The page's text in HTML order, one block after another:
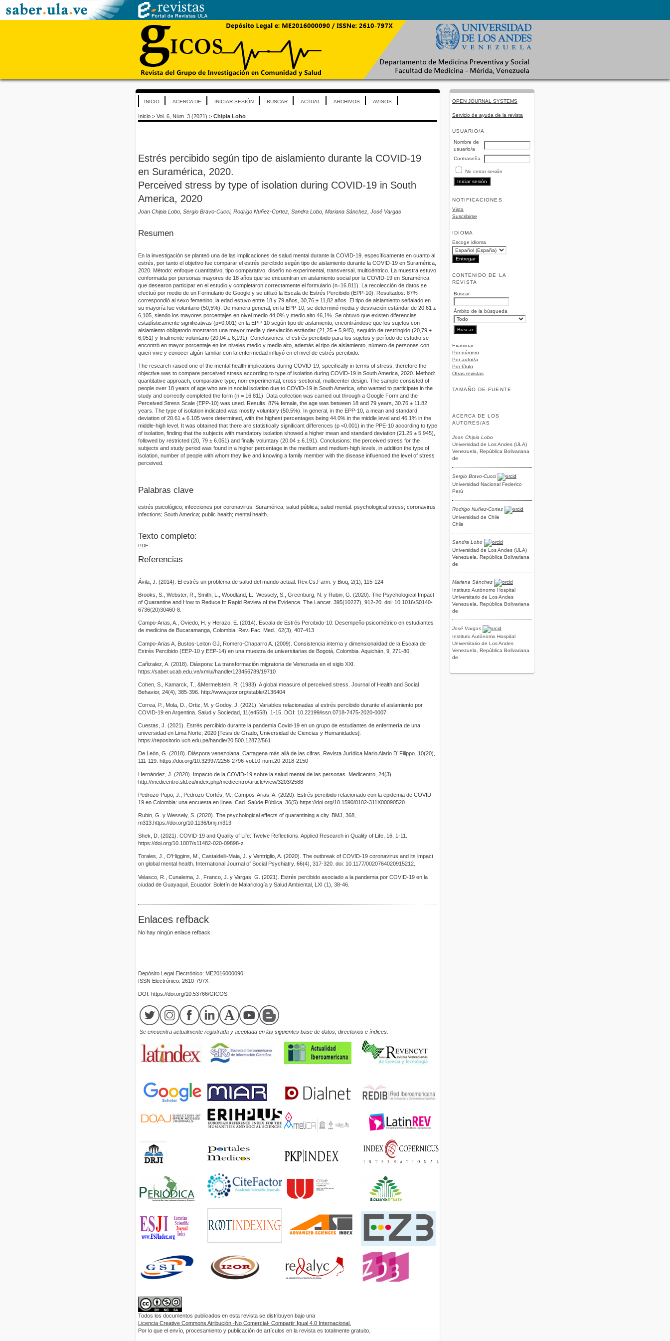
OPEN JOURNAL SYSTEMS
Servicio de ayuda de la revista
USUARIO/A
Nombre de
usuario/a
Contraseña
No cerrar sesión
NOTIFICACIONES
Vista
Suscribirse
IDIOMA
Escoge idioma
CONTENIDO DE LA
REVISTA
Buscar
Ámbito de la búsqueda
Examinar
Por número
Por autor/a
Por título
Otras revistas
TAMAÑO DE FUENTE
ACERCA DE LOS
AUTORES/AS
Joan Chipia Lobo
Universidad de Los Andes (ULA)
Venezuela, República Bolivariana
de
Sergio Bravo-Cucci
Universidad Nacional Federico
Perú
Rodrigo Nuñez-Cortez
Universidad de Chile
Chile
Sandra Lobo
Universidad de Los Andes (ULA)
Venezuela, República Bolivariana
de
Mariana Sánchez
Instituto Autónomo Hospital
Universitario de Los Andes
Venezuela, República Bolivariana
de
José Vargas
Instituto Autónomo Hospital
Universitario de Los Andes
Venezuela, República Bolivariana
de
INICIO ACERCA DE INICIAR SESIÓN BUSCAR ACTUAL ARCHIVOS AVISOS
Inicio > Vol. 6, Núm. 3 (2021) > Chipia Lobo
Estrés percibido según tipo de aislamiento durante la COVID-19
en Suramérica, 2020.
Perceived stress by type of isolation during COVID-19 in South
America, 2020
Joan Chipia Lobo, Sergio Bravo-Cucci, Rodrigo Nuñez-Cortez, Sandra Lobo, Mariana Sánchez, José Vargas
Resumen
En la investigación se planteó una de las implicaciones de salud mental durante la COVID-19, específicamente en cuanto al
estrés, por tanto el objetivo fue comparar el estrés percibido según tipo de aislamiento durante la COVID-19 en Suramérica,
2020. Método: enfoque cuantitativo, tipo comparativo, diseño no experimental, transversal, multicéntrico. La muestra estuvo
conformada por personas mayores de 18 años que se encuentran en aislamiento social por la COVID-19 en Suramérica,
que desearon participar en el estudio y completaron correctamente el formulario (n=16.811). La recolección de datos se
efectuó por medio de un Formulario de Google y se utilizó la Escala de Estrés Percibido (EPP-10). Resultados: 87%
correspondió al sexo femenino, la edad estuvo entre 18 y 79 años, 30,76 ± 11,82 años. El tipo de aislamiento señalado en
su mayoría fue voluntario (50,5%). De manera general, en la EPP-10, se determinó media y desviación estándar de 20,61 ±
6,105, siendo los mayores porcentajes en nivel medio 44,0% y medio alto 46,1%. Se obtuvo que existen diferencias
estadísticamente significativas (p<0,001) en la EPP-10 según tipo de aislamiento, encontrándose que los sujetos con
aislamiento obligatorio mostraron una mayor media y desviación estándar (21,25 ± 5,945), seguido de restringido (20,79 ±
6,051) y finalmente voluntario (20,04 ± 6,191). Conclusiones: el estrés percibido para los sujetos y período de estudio se
encontró en mayor porcentaje en los niveles medio y medio alto, además el tipo de aislamiento, número de personas con
quien vive y conocer algún familiar con la enfermedad influyó en el nivel de estrés percibido.
The research raised one of the mental health implications during COVID-19, specifically in terms of stress, therefore the
objective was to compare perceived stress according to type of isolation during COVID-19 in South America, 2020. Method:
quantitative approach, comparative type, non-experimental, cross-sectional, multicenter design. The sample consisted of
people over 18 years of age who are in social isolation due to COVID-19 in South America, who wanted to participate in the
study and correctly completed the form (n = 16,811). Data collection was carried out through a Google Form and the
Perceived Stress Scale (EPP-10) was used. Results: 87% female, the age was between 18 and 79 years, 30.76 ± 11.82
years. The type of isolation indicated was mostly voluntary (50.5%). In general, in the EPP-10, a mean and standard
deviation of 20.61 ± 6.105 were determined, with the highest percentages being 44.0% in the middle level and 46.1% in the
middle-high level. It was obtained that there are statistically significant differences (p <0.001) in the PPE-10 according to type
of isolation, finding that the subjects with mandatory isolation showed a higher mean and standard deviation (21.25 ± 5.945),
followed by restricted (20, 79 ± 6.051) and finally voluntary (20.04 ± 6.191). Conclusions: the perceived stress for the
subjects and study period was found in a higher percentage in the medium and medium-high levels, in addition the type of
isolation, number of people with whom they live and knowing a family member with the disease influenced the level of stress
perceived.
Palabras clave
estrés psicológico; infecciones por coronavirus; Suramérica; salud pública; salud mental. psychological stress; coronavirus
infections; South America; public health; mental health.
Texto completo:
PDF
Referencias
Ávila, J. (2014). El estrés un problema de salud del mundo actual. Rev.Cs.Farm. y Bioq, 2(1), 115-124
Brooks, S., Webster, R., Smith, L., Woodland, L., Wessely, S., Greenburg, N. y Rubin, G. (2020). The Psychological Impact
of Quarantine and How to Reduce It: Rapid Review of the Evidence. The Lancet. 395(10227), 912-20. doi: 10.1016/S0140-
6736(20)30460-8.
Campo-Arias, A., Oviedo, H. y Herazo, E. (2014). Escala de Estrés Percibido-10: Desempeño psicométrico en estudiantes
de medicina de Bucaramanga, Colombia. Rev. Fac. Med., 62(3), 407-413
Campo-Arias A, Bustos-Leiton GJ, Romero-Chaparro A. (2009). Consistencia interna y dimensionalidad de la Escala de
Estrés Percibido (EEP-10 y EEP-14) en una muestra de universitarias de Bogotá, Colombia. Aquichán, 9, 271-80.
Cañizalez, A. (2018). Diáspora: La transformación migratoria de Venezuela en el siglo XXI.
https://saber.ucab.edu.ve/xmlui/handle/123456789/19710
Cohen, S., Kamarck, T., &Mermelstein, R. (1983). A global measure of perceived stress. Journal of Health and Social
Behavior, 24(4), 385-396. http://www.jstor.org/stable/2136404
Correa, P., Mola, D., Ortiz, M. y Godoy, J. (2021). Variables relacionadas al estrés percibido durante el aislamiento por
COVID-19 en Argentina. Salud y Sociedad, 11(e4558), 1-15. DOI: 10.22199/issn.0718-7475-2020-0007
Cuestas, J. (2021). Estrés percibido durante la pandemia Covid-19 en un grupo de estudiantes de enfermería de una
universidad en Lima Norte, 2020 [Tesis de Grado, Universidad de Ciencias y Humanidades].
https://repositorio.uch.edu.pe/handle/20.500.12872/561
De León, G. (2018). Diáspora venezolana, Cartagena más allá de las cifras. Revista Jurídica Mario Alario D´Filippo. 10(20),
111-119. https://doi.org/10.32997/2256-2796-vol.10-num.20-2018-2150
Hernández, J. (2020). Impacto de la COVID-19 sobre la salud mental de las personas. Medicentro, 24(3).
http://medicentro.sld.cu/index.php/medicentro/article/view/3203/2588
Pedrozo-Pupo, J., Pedrozo-Cortés, M., Campos-Arias, A. (2020). Estrés percibido relacionado con la epidemia de COVID-
19 en Colombia: una encuesta en línea. Cad. Saúde Pública, 36(5) https://doi.org/10.1590/0102-311X00090520
Rubin, G. y Wessely, S. (2020). The psychological effects of quarantining a city. BMJ, 368,
m313.https://doi.org/10.1136/bmj.m313
Shek, D. (2021). COVID-19 and Quality of Life: Twelve Reflections. Applied Research in Quality of Life, 16, 1-11.
https://doi.org/10.1007/s11482-020-09898-z
Torales, J., O'Higgins, M., Castaldelli-Maia, J. y Ventriglio, A. (2020). The outbreak of COVID-19 coronavirus and its impact
on global mental health. International Journal of Social Psychiatry. 66(4), 317-320. doi: 10.1177/0020764020915212.
Velasco, R., Cunalema, J., Franco, J. y Vargas, G. (2021). Estrés percibido asociado a la pandemia por COVID-19 en la
ciudad de Guayaquil, Ecuador. Boletín de Malariología y Salud Ambiental, LXI (1), 38-46.
Enlaces refback
No hay ningún enlace refback.
Depósito Legal Electrónico: ME2016000090
ISSN Electrónico: 2610-797X
DOI: https://doi.org/10.53766/GICOS
Se encuentra actualmente registrada y aceptada en las siguientes base de datos, directorios e índices:
Todos los documentos publicados en esta revista se distribuyen bajo una
Licencia Creative Commons Atribución -No Comercial- Compartir Igual 4.0 Internacional.
Por lo que el envío, procesamiento y publicación de artículos en la revista es totalmente gratuito.